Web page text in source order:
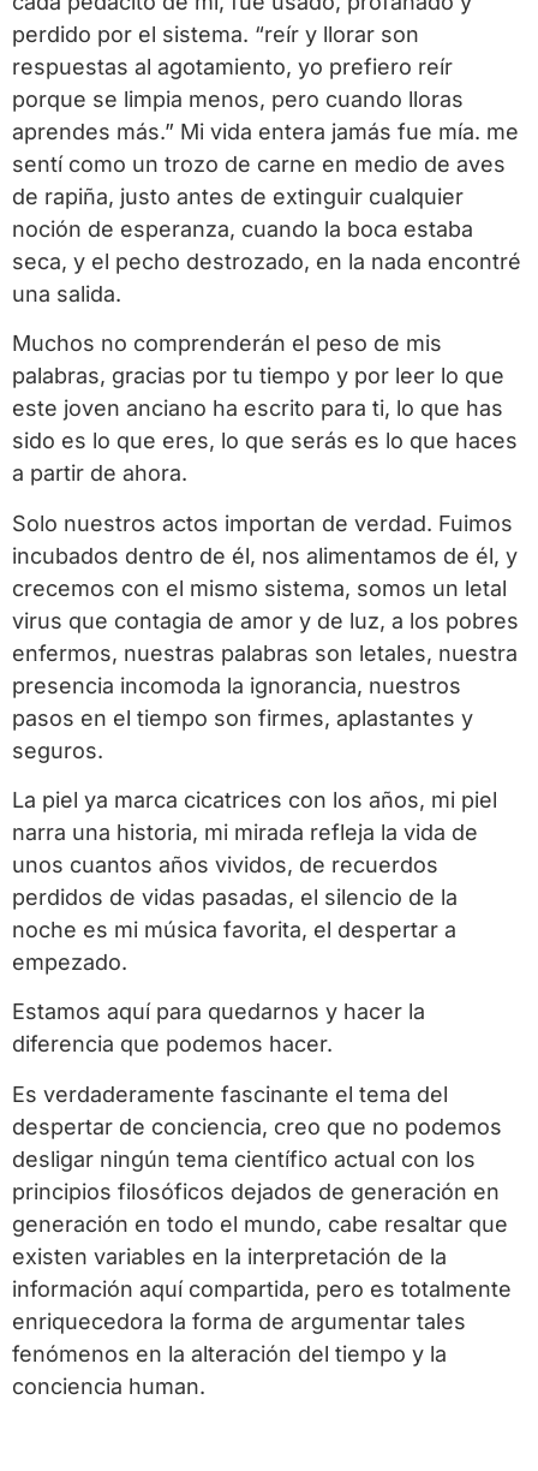
perdido por el sistema. “reír y llorar son
respuestas al agotamiento, yo prefiero reír
porque se limpia menos, pero cuando lloras
aprendes más.” Mi vida entera jamás fue mía. me
sentí como un trozo de carne en medio de aves
de rapiña, justo antes de extinguir cualquier
noción de esperanza, cuando la boca estaba
seca, y el pecho destrozado, en la nada encontré
una salida.
Muchos no comprenderán el peso de mis
palabras, gracias por tu tiempo y por leer lo que
este joven anciano ha escrito para ti, lo que has
sido es lo que eres, lo que serás es lo que haces
a partir de ahora.
Solo nuestros actos importan de verdad. Fuimos
incubados dentro de él, nos alimentamos de él, y
crecemos con el mismo sistema, somos un letal
virus que contagia de amor y de luz, a los pobres
enfermos, nuestras palabras son letales, nuestra
presencia incomoda la ignorancia, nuestros
pasos en el tiempo son firmes, aplastantes y
seguros.
La piel ya marca cicatrices con los años, mi piel
narra una historia, mi mirada refleja la vida de
unos cuantos años vividos, de recuerdos
perdidos de vidas pasadas, el silencio de la
noche es mi música favorita, el despertar a
empezado.
Estamos aquí para quedarnos y hacer la
diferencia que podemos hacer.
Es verdaderamente fascinante el tema del
despertar de conciencia, creo que no podemos
desligar ningún tema científico actual con los
principios filosóficos dejados de generación en
generación en todo el mundo, cabe resaltar que
existen variables en la interpretación de la
información aquí compartida, pero es totalmente
enriquecedora la forma de argumentar tales
fenómenos en la alteración del tiempo y la
conciencia human.